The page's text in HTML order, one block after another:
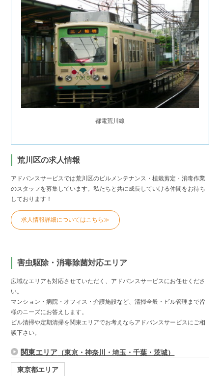
都電荒川線
荒川区の求人情報
アドバンスサービスでは荒川区のビルメンテナンス・植栽剪定・消毒作業
のスタッフを募集しています。私たちと共に成長していける仲間をお待ち
しております！
求人情報詳細についてはこちら≫
害虫駆除・消毒除菌対応エリア
広域なエリアも対応させていただく、アドバンスサービスにお任せくださ
い。
マンション・病院・オフィス・介護施設など、清掃全般・ビル管理まで皆
様のニーズにお答えします。
ビル清掃や定期清掃を関東エリアでお考えならアドバンスサービスにご相
談下さい。
関東エリア （東京・神奈川・埼玉・千葉・茨城）
東京都エリア